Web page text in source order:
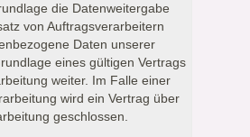
die Datenweitergabe
von Auftragsverarbeitern
Daten unserer
eines gültigen Vertrags
weiter. Im Falle einer
wird ein Vertrag über
geschlossen.